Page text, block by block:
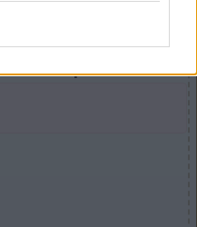
puzzle :